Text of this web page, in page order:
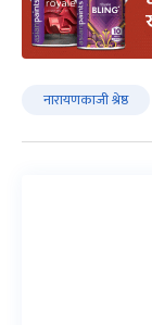
नारायणकाजी श्रेष्ठ